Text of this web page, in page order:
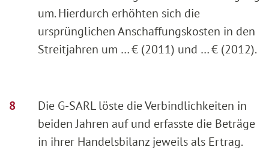
um. Hierdurch erhöhten sich die
ursprünglichen Anschaffungskosten in den
Streitjahren um … € (2011) und … € (2012).
Die G-SARL löste die Verbindlichkeiten in
beiden Jahren auf und erfasste die Beträge
in ihrer Handelsbilanz jeweils als Ertrag.